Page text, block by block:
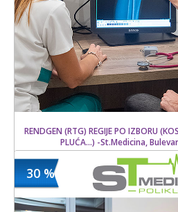
RENDGEN (RTG) REGIJE PO IZBORU
PLUĆA...) -St.Medicina,
2500 din
3600 din
30 %